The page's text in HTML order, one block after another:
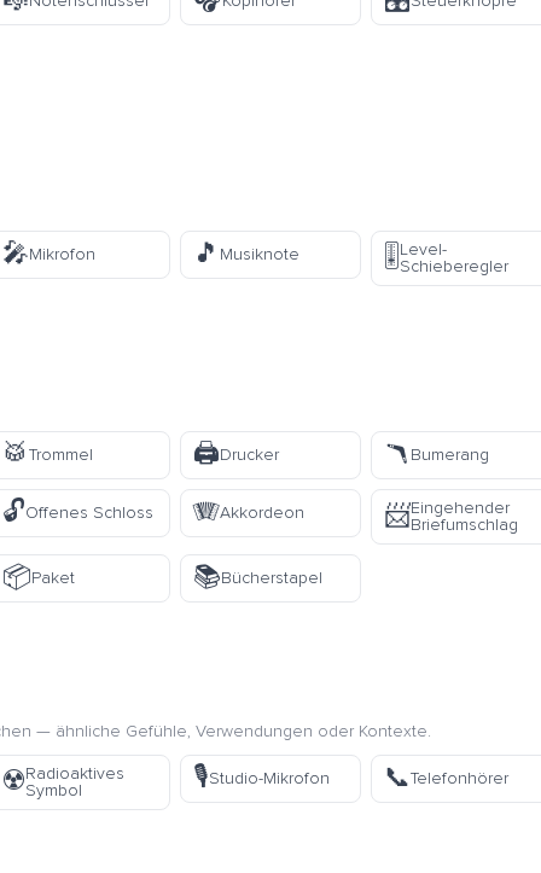
🎤Mikrofon 🎵 Musiknote 🎚️ Level-
Schieberegler
🥁 Trommel 🖨️Drucker 🪃 Bumerang
🔓Offenes Schloss 🪗Akkordeon 📨Eingehender
Briefumschlag
📦Paket 📚Bücherstapel
— ähnliche Gefühle, Verwendungen oder Kontexte.
☢️Radioaktives
Symbol
🎙️Studio-Mikrofon 📞Telefonhörer